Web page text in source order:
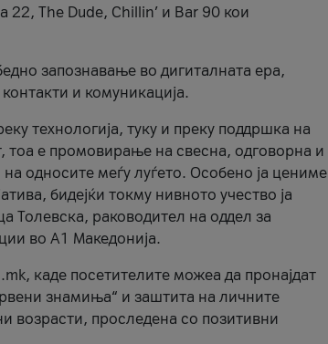
The Dude, Chillin’ и Bar 90 кои
запознавање во дигиталната ера,
и комуникација.
технологија, туку и преку поддршка на
тоа е промовирање на свесна, одговорна и
односите меѓу луѓето. Особено ја цениме
бидејќи токму нивното учество ја
Толевска, раководител на оддел за
во А1 Македонија.
каде посетителите можеа да пронајдат
знамиња“ и заштита на личните
возрасти, проследена со позитивни